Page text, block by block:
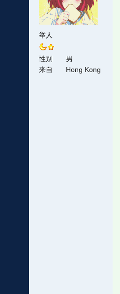
举人
性别
男
来自
Hong Kong